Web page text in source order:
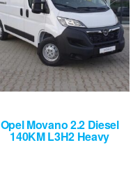
Opel Movano 2.2 Diesel
140KM L3H2 Heavy